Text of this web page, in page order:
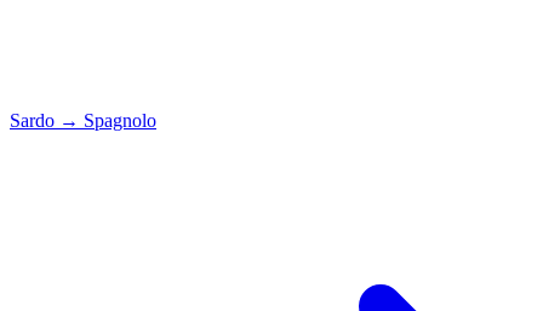
Sardo → Spagnolo